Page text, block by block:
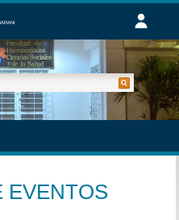
EVENTOS